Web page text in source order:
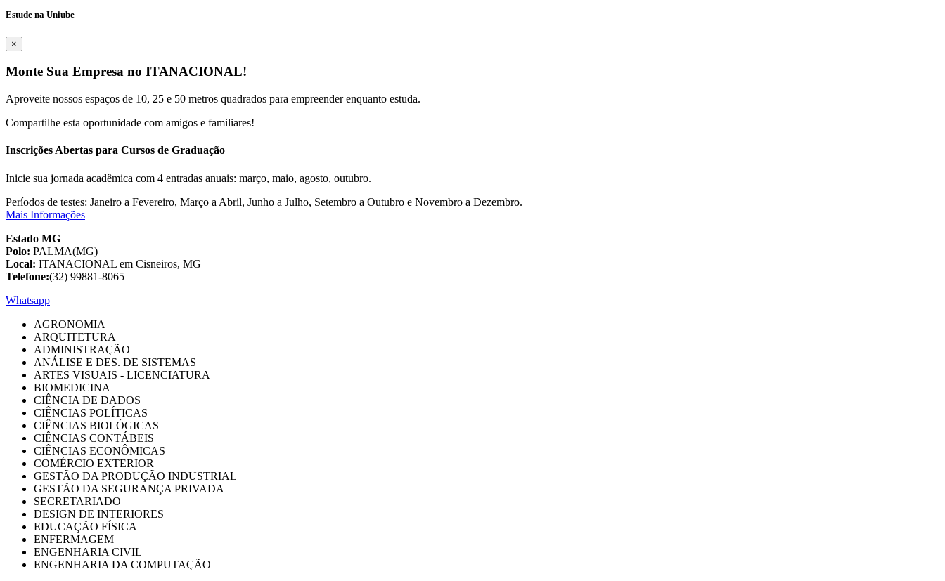
Estude na Uniube
×
Monte Sua Empresa no ITANACIONAL!
Aproveite nossos espaços de 10, 25 e 50 metros quadrados para empreender enquanto estuda.
Compartilhe esta oportunidade com amigos e familiares!
Inscrições Abertas para Cursos de Graduação
Inicie sua jornada acadêmica com 4 entradas anuais: março, maio, agosto, outubro.
Períodos de testes: Janeiro a Fevereiro, Março a Abril, Junho a Julho, Setembro a Outubro e Novembro a Dezembro.
Mais Informações
Estado MG
Polo: PALMA(MG)
Local: ITANACIONAL em Cisneiros, MG
Telefone:(32) 99881-8065
Whatsapp
AGRONOMIA
ARQUITETURA
ADMINISTRAÇÃO
ANÁLISE E DES. DE SISTEMAS
ARTES VISUAIS - LICENCIATURA
BIOMEDICINA
CIÊNCIA DE DADOS
CIÊNCIAS POLÍTICAS
CIÊNCIAS BIOLÓGICAS
CIÊNCIAS CONTÁBEIS
CIÊNCIAS ECONÔMICAS
COMÉRCIO EXTERIOR
GESTÃO DA PRODUÇÃO INDUSTRIAL
GESTÃO DA SEGURANÇA PRIVADA
SECRETARIADO
DESIGN DE INTERIORES
EDUCAÇÃO FÍSICA
ENFERMAGEM
ENGENHARIA CIVIL
ENGENHARIA DA COMPUTAÇÃO